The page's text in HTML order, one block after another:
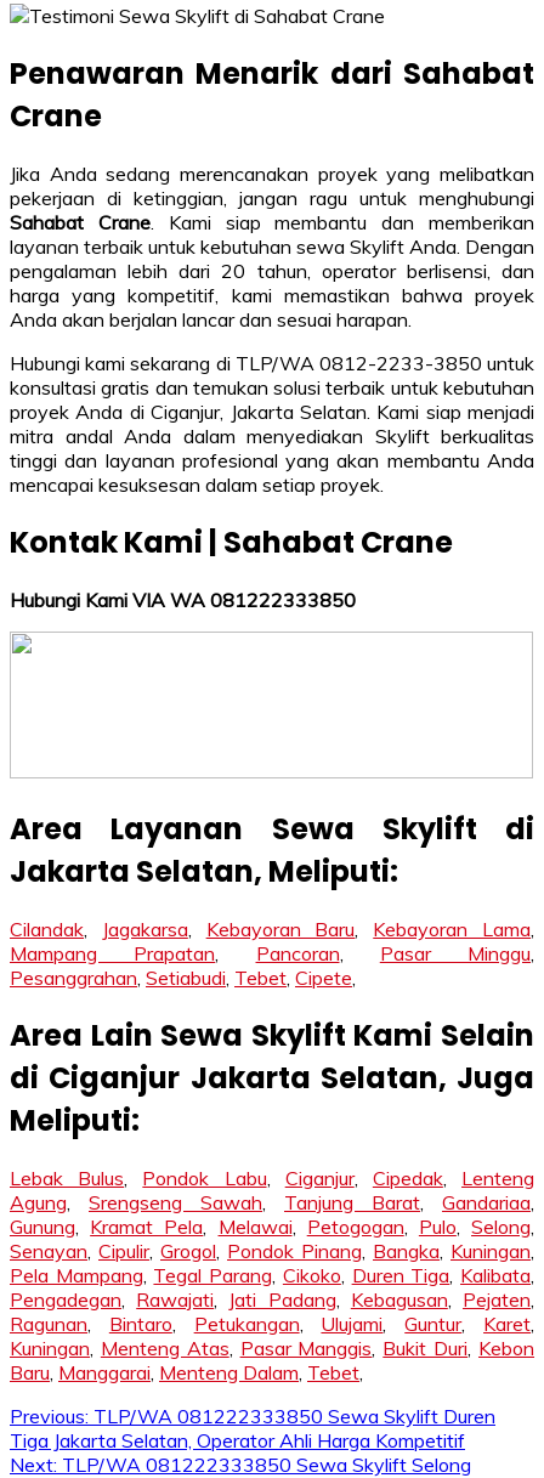
Penawaran Menarik dari Sahabat
Crane
Jika Anda sedang merencanakan proyek yang melibatkan
pekerjaan di ketinggian, jangan ragu untuk menghubungi
Sahabat Crane. Kami siap membantu dan memberikan
layanan terbaik untuk kebutuhan sewa Skylift Anda. Dengan
pengalaman lebih dari 20 tahun, operator berlisensi, dan
harga yang kompetitif, kami memastikan bahwa proyek
Anda akan berjalan lancar dan sesuai harapan.
Hubungi kami sekarang di TLP/WA 0812-2233-3850 untuk
konsultasi gratis dan temukan solusi terbaik untuk kebutuhan
proyek Anda di Ciganjur, Jakarta Selatan. Kami siap menjadi
mitra andal Anda dalam menyediakan Skylift berkualitas
tinggi dan layanan profesional yang akan membantu Anda
mencapai kesuksesan dalam setiap proyek.
Kontak Kami | Sahabat Crane
Hubungi Kami VIA WA 081222333850
Area Layanan Sewa Skylift di
Jakarta Selatan, Meliputi:
Cilandak Jagakarsa Kebayoran Baru Kebayoran Lama
Mampang Prapatan
Pancoran Pasar Minggu
Pesanggrahan Setiabudi Tebet Cipete
Area Lain Sewa Skylift Kami Selain
di Ciganjur Jakarta Selatan, Juga
Meliputi:
Lebak Bulus Pondok Labu Ciganjur, Cipedak, Lenteng
Agung
Srengseng Sawah Tanjung Barat Gandariaa
Gunung
Kramat Pela Melawai Petogogan Pulo ,Selong
Senayan Cipulir, Grogol Pondok Pinang Bangka Kuningan
Pela Mampang Tegal Parang Cikoko Duren Tiga Kalibata
Pengadegan
Rawajati Jati Padang Kebagusan Pejaten
Ragunan
Bintaro Petukangan Ulujami ,Guntur, Karet
Kuningan Menteng Atas Pasar Manggis Bukit Duri Kebon
Baru Manggarai Menteng Dalam Tebet
Post
navigation
Previous: TLP/WA 081222333850 Sewa Skylift Duren
Tiga Jakarta Selatan, Operator Ahli Harga Kompetitif
Next: TLP/WA 081222333850 Sewa Skylift Selong